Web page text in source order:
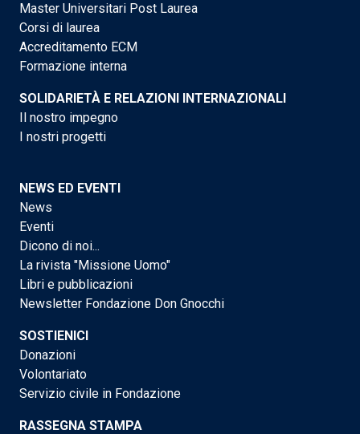
Master Universitari Post Laurea
Corsi di laurea
Accreditamento ECM
Formazione interna
SOLIDARIETÀ E RELAZIONI INTERNAZIONALI
Il nostro impegno
I nostri progetti
NEWS ED EVENTI
News
Eventi
Dicono di noi...
La rivista "Missione Uomo"
Libri e pubblicazioni
Newsletter Fondazione Don Gnocchi
SOSTIENICI
Donazioni
Volontariato
Servizio civile in Fondazione
RASSEGNA STAMPA